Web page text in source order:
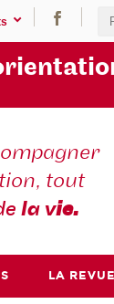
tout
la vie.
LA